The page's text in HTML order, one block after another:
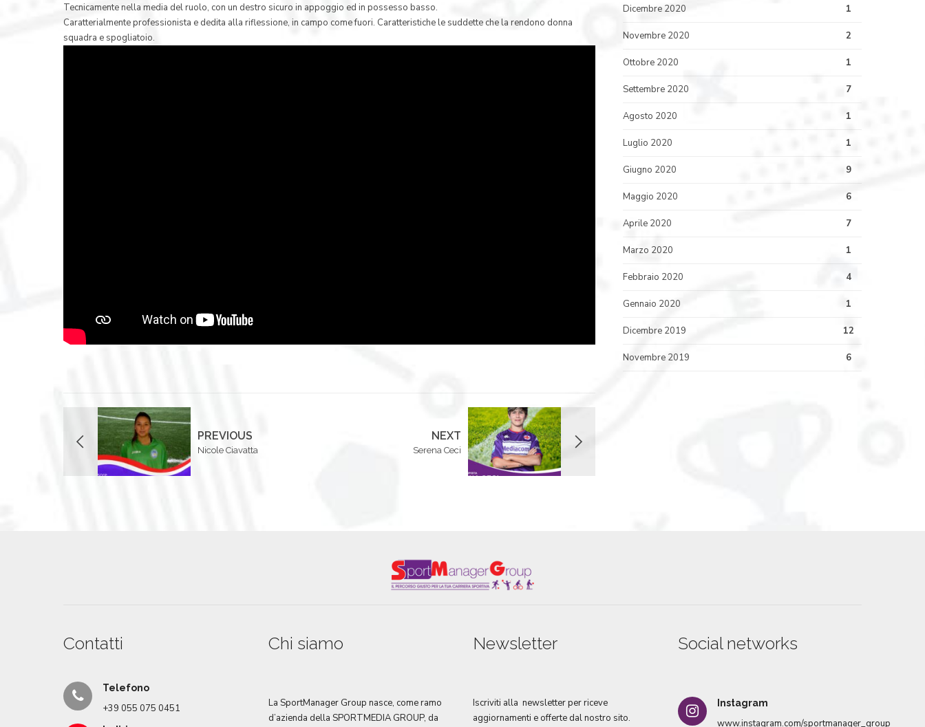
Tecnicamente nella media del ruolo, con un destro sicuro in appoggio ed in possesso basso.
Caratterialmente professionista e dedita alla riflessione, in campo come fuori. Caratteristiche le suddette che la rendono donna
squadra e spogliatoio.
PREVIOUS
Nicole Ciavatta
NEXT
Serena Ceci
Dicembre 2020 1
Novembre 2020 2
Ottobre 2020 1
Settembre 2020 7
Agosto 2020 1
Luglio 2020 1
Giugno 2020 9
Maggio 2020 6
Aprile 2020 7
Marzo 2020 1
Febbraio 2020 4
Gennaio 2020 1
Dicembre 2019 12
Novembre 2019 6
Contatti
Telefono
+39 055 075 0451
Chi siamo
La SportManager Group nasce, come ramo
d’azienda della SPORTMEDIA GROUP, da
Newsletter
Iscriviti alla newsletter per riceve
aggiornamenti e offerte dal nostro sito.
Social networks
Instagram
www.instagram.com/sportmanager_group